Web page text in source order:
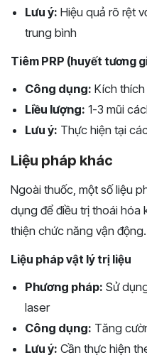
Lưu ý: Hiệu quả rõ rệt
trung bình
Tiêm PRP (huyết tương
Công dụng: Kích
Liều lượng: 1-3 mũi
Lưu ý: Thực hiện tại
Liệu pháp khác
Ngoài thuốc, một số liệu
dụng để điều trị thoái hóa
thiện chức năng vận động.
Liệu pháp vật lý trị liệu
Phương pháp: Sử
laser
Công dụng: Tăng
Lưu ý: Cần thực hiện